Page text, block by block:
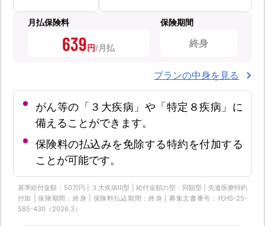
月払保険料
639円
保険期間
終身
プランの中身を見る
がん等の「３大疾病」や「特定８疾病」に
備えることができます。
保険料の払込みを免除する特約を付加する
ことが可能です。
基準給付金額：50万円 | ３大疾病Ⅲ型 | 給付金額の型：同額型 | 先進医療特約
付加 | 保険期間：終身 | 保険料払込期間：終身 | 募集文書番号：代HS-25-
585-430（2026.3）